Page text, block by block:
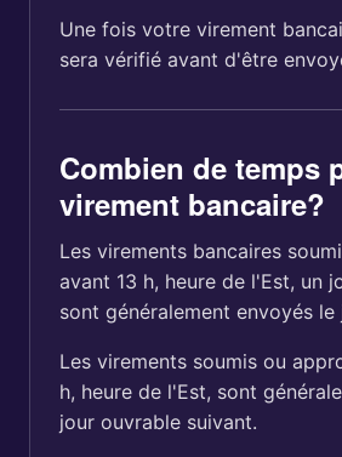
Une fois votre virement
sera vérifié avant d'être
Combien de temps
virement bancaire?
Les virements bancaires
avant 13 h, heure de l'Est, un
sont généralement envoyés le
Les virements soumis ou
h, heure de l'Est, sont
jour ouvrable suivant.